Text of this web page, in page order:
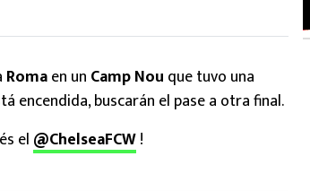
Romaen un CampNou que tuvo una
encendida, buscarán el pase a otra final.
és el @ChelseaFCW!